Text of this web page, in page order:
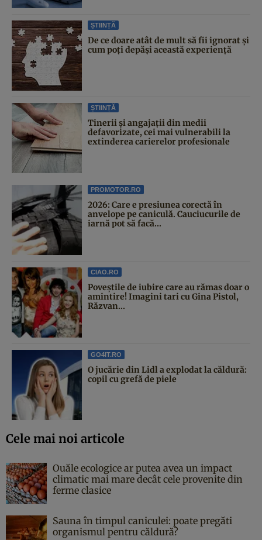
ȘTIINȚĂ
De ce doare atât de mult să fii ignorat și
cum poți depăși această experiență
ȘTIINȚĂ
Tinerii și angajații din medii
defavorizate, cei mai vulnerabili la
extinderea carierelor profesionale
PROMOTOR.RO
2026: Care e presiunea corectă în
anvelope pe caniculă. Cauciucurile de
iarnă pot să facă...
CIAO.RO
Poveştile de iubire care au rămas doar o
amintire! Imagini tari cu Gina Pistol,
Răzvan...
GO4IT.RO
O jucărie din Lidl a explodat la căldură:
copil cu grefă de piele
Cele mai noi articole
Ouăle ecologice ar putea avea un impact
climatic mai mare decât cele provenite din
ferme clasice
Sauna în timpul caniculei: poate pregăti
organismul pentru căldură?